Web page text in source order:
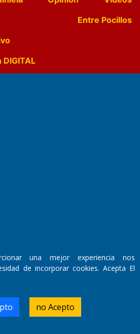
Entre Pocillos
DIGITAL
855,
una mejor experiencia nos
de incorporar cookies. Acepta El
no Acepto